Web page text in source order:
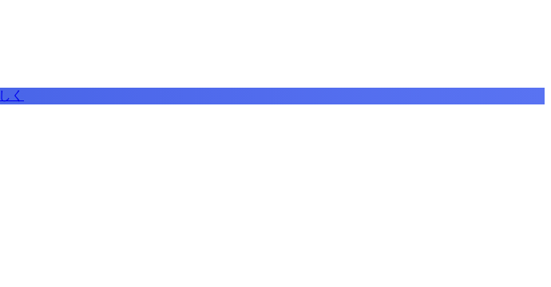
く